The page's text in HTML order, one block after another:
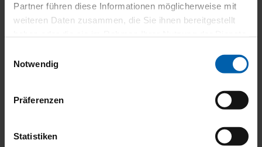
Partner führen diese Informationen möglicherweise mit
weiteren Daten zusammen, die Sie ihnen bereitgestellt
Notwendig
Präferenzen
Statistiken